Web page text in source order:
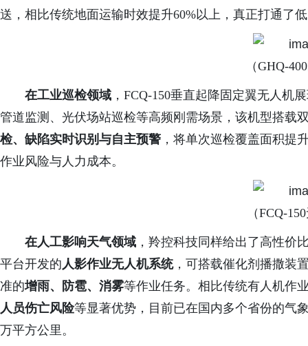
送，相比传统地面运输时效提升60%以上，真正打通了
（GHQ-
在工业巡检领域 ， FCQ-150垂直起降固定翼无人机
管道监测、光伏场站巡检等高频刚需场景，该机型搭载
检、缺陷实时识别与自主预警 ，将单次巡检覆盖面积提
作业风险与人力成本。
（FCQ-
在人工影响天气领域 ，羚控科技同样给出了高性价
平台开发的人影作业无人机系统，可搭载催化剂播撒装
准的增雨、防雹、消雾等作业任务。相比传统有人机作
人员伤亡风险等显著优势，目前已在国内多个省份的气
万平方公里。